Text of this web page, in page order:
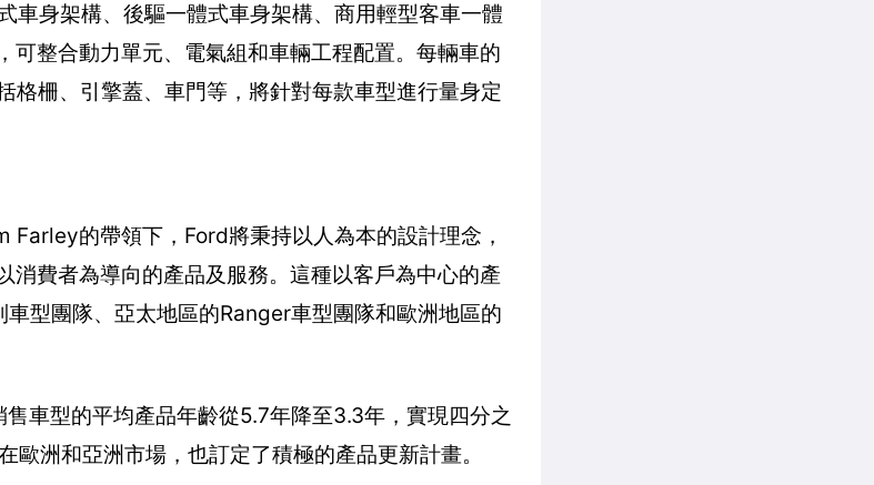
車身架構、後驅一體式車身架構、商用輕型客車一體
整合動力單元、電氣組和車輛工程配置。每輛車的
柵、引擎蓋、車門等，將針對每款車型進行量身定
的帶領下，Ford將秉持以人為本的設計理念，
費者為導向的產品及服務。這種以客戶為中心的產
型團隊、亞太地區的Ranger車型團隊和歐洲地區的
車型的平均產品年齡從5.7年降至3.3年，實現四分之
洲和亞洲市場，也訂定了積極的產品更新計畫。